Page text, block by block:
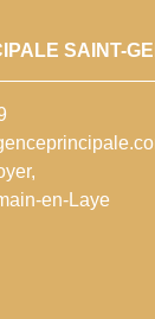
SAINT-
en-Laye